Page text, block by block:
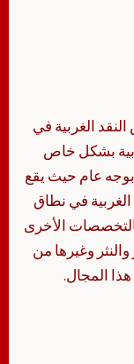
الغربية في
بشكل خاص
بوجه عام حيث يقع
في نطاق
الأخرى
وغيرها من
المجال.